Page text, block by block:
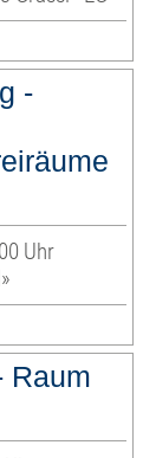
-
Uhr
Raum